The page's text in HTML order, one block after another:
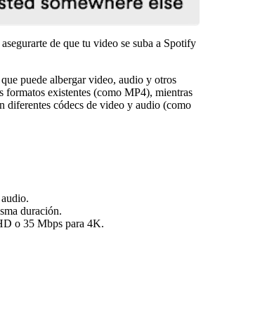
de que tu video se suba a Spotify
puede albergar video, audio y otros
formatos existentes (como MP4), mientras
diferentes códecs de video y audio (como
duración.
o 35 Mbps para 4K.